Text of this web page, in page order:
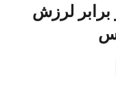
در برابر لرزش